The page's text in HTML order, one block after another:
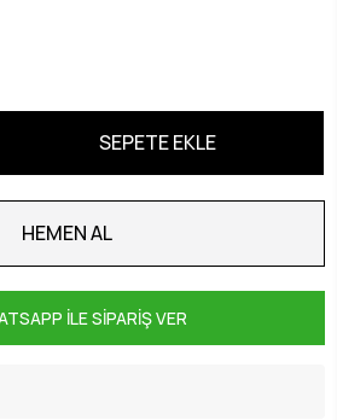
SEPETE EKLE
HEMEN AL
İLE SİPARİŞ VER